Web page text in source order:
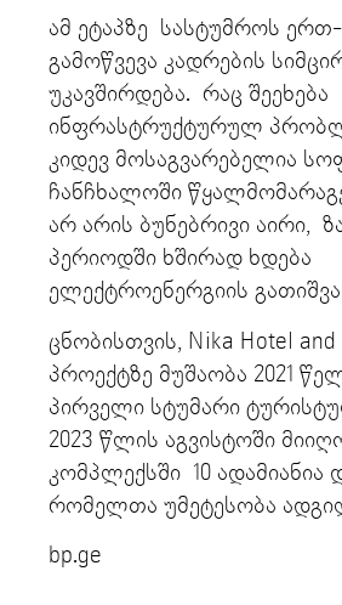
ამ ეტაპზე სასტუმროს
გამოწვევა კადრების
უკავშირდება. რაც შეეხება
ინფრასტრუქტურულ
კიდევ მოსაგვარებელია
ჩანჩხალოში
არ არის ბუნებრივი აირი,
პერიოდში ხშირად ხდება
ელექტროენერგიის გათიშვა
ცნობისთვის, Nika Hotel and
პროექტზე მუშაობა 2021
პირველი სტუმარი
2023 წლის აგვისტოში
კომპლექსში 10 ადამიანია
რომელთა უმეტესობა
bp.ge